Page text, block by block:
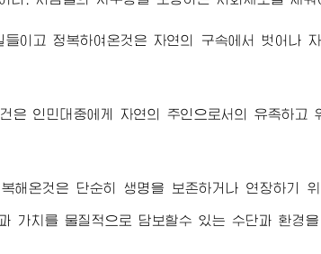
이고 정복하여온것은 자연의 구속에서 벗어나
은 인민대중에게 자연의 주인으로서의 유족하고
해온것은 단순히 생명을 보존하거나 연장하기
가치를 물질적으로 담보할수 있는 수단과 환경을